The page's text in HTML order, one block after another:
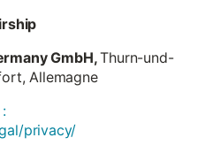
GmbH,Thurn-und-
Allemagne
:
privacy/